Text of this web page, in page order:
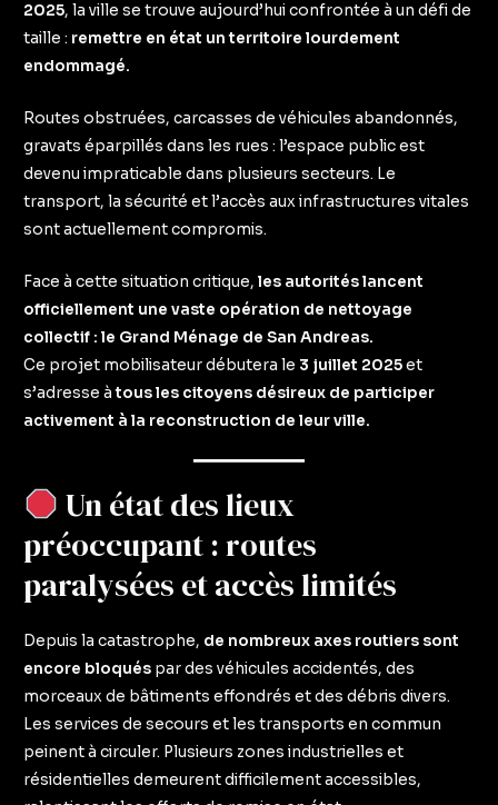
2025, la ville se trouve aujourd’hui confrontée à un défi de
taille : remettre en état un territoire lourdement
endommagé.
Routes obstruées, carcasses de véhicules abandonnés,
gravats éparpillés dans les rues : l’espace public est
devenu impraticable dans plusieurs secteurs. Le
transport, la sécurité et l’accès aux infrastructures vitales
sont actuellement compromis.
Face à cette situation critique,les autorités lancent
officiellement une vaste opération de nettoyage
collectif : le Grand Ménage de San Andreas.
Ce projet mobilisateur débutera le 3 juillet 2025et
s’adresse àtous les citoyens désireux de participer
activement à la reconstruction de leur ville.
Un état des lieux
préoccupant : routes
paralysées et accès limités
Depuis la catastrophe, de nombreux axes routiers sont
encore bloqués par des véhicules accidentés, des
morceaux de bâtiments effondrés et des débris divers.
Les services de secours et les transports en commun
peinent à circuler. Plusieurs zones industrielles et
résidentielles demeurent difficilement accessibles,